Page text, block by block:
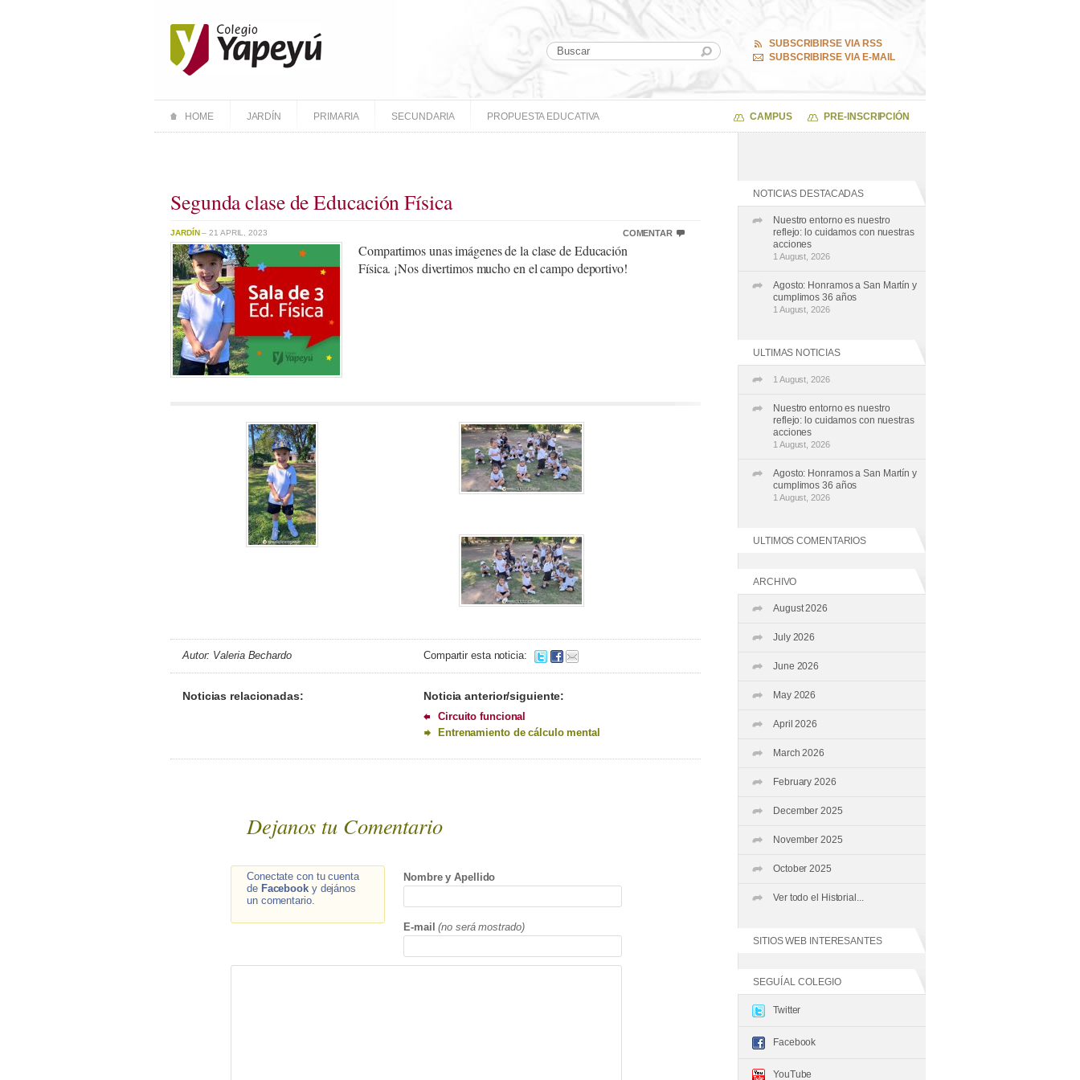
SUBSCRIBIRSE VIA RSS
SUBSCRIBIRSE VIA E-MAIL
HOME JARDÍN PRIMARIA SECUNDARIA PROPUESTA EDUCATIVA CAMPUS PRE-INSCRIPCIÓN
Segunda clase de Educación Física
JARDÍN– 21 APRIL, 2023 COMENTAR
Compartimos unas imágenes de la clase de Educación
Física. ¡Nos divertimos mucho en el campo deportivo!
Autor: Valeria Bechardo Compartir esta noticia:
Noticias relacionadas: Noticia anterior/siguiente:
Circuito funcional
Entrenamiento de cálculo mental
Dejanos tu Comentario
Conectate con tu cuenta
de Facebooky dejános
un comentario.
Nombre y Apellido
E-mail (no será mostrado)
NOTICIAS DESTACADAS
Nuestro entorno es nuestro
reflejo: lo cuidamos con nuestras
acciones
1 August, 2026
Agosto: Honramos a San Martín y
cumplimos 36 años
1 August, 2026
ULTIMAS NOTICIAS
1 August, 2026
Nuestro entorno es nuestro
reflejo: lo cuidamos con nuestras
acciones
1 August, 2026
Agosto: Honramos a San Martín y
cumplimos 36 años
1 August, 2026
ULTIMOS COMENTARIOS
ARCHIVO
August 2026
July 2026
June 2026
May 2026
April 2026
March 2026
February 2026
December 2025
November 2025
October 2025
Ver todo el Historial...
SITIOS WEB INTERESANTES
SEGUÍ AL COLEGIO
Twitter
Facebook
YouTube